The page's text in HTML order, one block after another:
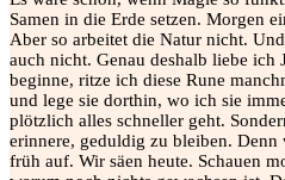
Samen in die Erde setzen. Morgen
Aber so arbeitet die Natur nicht.
auch nicht. Genau deshalb liebe ich
beginne, ritze ich diese Rune
und lege sie dorthin, wo ich sie
plötzlich alles schneller geht.
erinnere, geduldig zu bleiben.
früh auf. Wir säen heute. Schauen